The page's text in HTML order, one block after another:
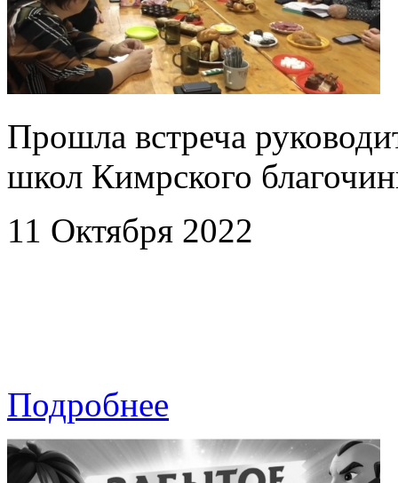
Прошла встреча
школ Кимрского
11 Октября 2022
Подробнее